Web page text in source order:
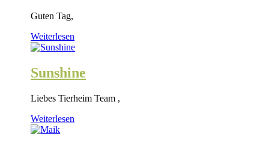
Guten Tag,
Weiterlesen
Sunshine
Liebes Tierheim Team ,
Weiterlesen